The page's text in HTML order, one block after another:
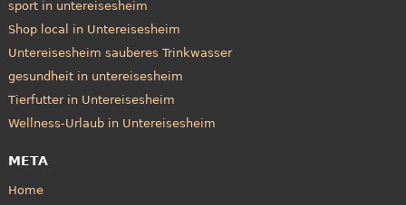
sport in untereisesheim
Shop local in Untereisesheim
Untereisesheim sauberes Trinkwasser
gesundheit in untereisesheim
Tierfutter in Untereisesheim
Wellness-Urlaub in Untereisesheim
META
Home